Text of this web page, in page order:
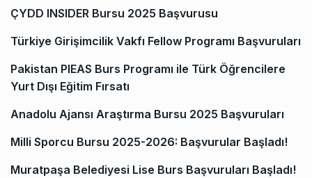
ÇYDD INSIDER Bursu 2025 Başvurusu
Türkiye Girişimcilik Vakfı Fellow Programı Başvuruları
Pakistan PIEAS Burs Programı ile Türk Öğrencilere
Yurt Dışı Eğitim Fırsatı
Anadolu Ajansı Araştırma Bursu 2025 Başvuruları
Milli Sporcu Bursu 2025-2026: Başvurular Başladı!
Muratpaşa Belediyesi Lise Burs Başvuruları Başladı!